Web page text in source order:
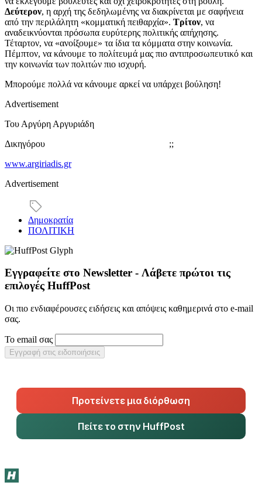
Δεύτερον, η αρχή της δεδηλωμένης να διακρίνεται με σαφήνεια
από την περιλάλητη «κομματική πειθαρχία». Τρίτον, να
αναδεικνύονται πρόσωπα ευρύτερης πολιτικής απήχησης.
Τέταρτον, να «ανοίξουμε» τα ίδια τα κόμματα στην κοινωνία.
Πέμπτον, να κάνουμε το πολίτευμά μας πιο αντιπροσωπευτικό και
την κοινωνία των πολιτών πιο ισχυρή.
Μπορούμε πολλά να κάνουμε αρκεί να υπάρχει βούληση!
Advertisement
Του Αργύρη Αργυριάδη
Δικηγόρου ;;
www.argiriadis.gr
Advertisement
Δημοκρατία
ΠΟΛΙΤΙΚΗ
Εγγραφείτε στο Newsletter - Λάβετε πρώτοι τις
επιλογές HuffPost
Οι πιο ενδιαφέρουσες ειδήσεις και απόψεις καθημερινά στο e-mail
σας.
Το email σας
Εγγραφή στις ειδοποιήσεις
Προτείνετε μια διόρθωση
Πείτε το στην HuffPost